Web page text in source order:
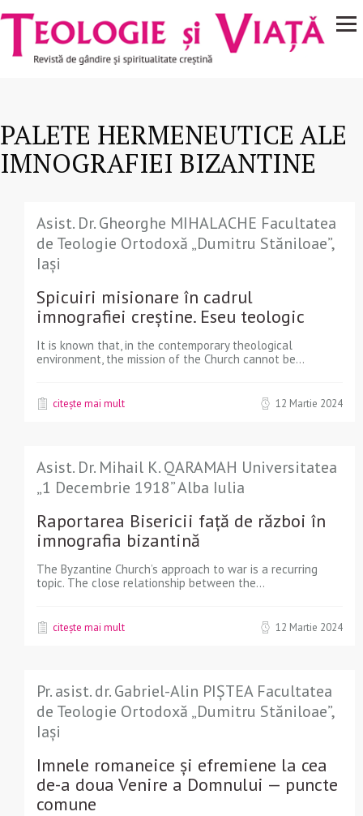
Mergi la conţinutul principal
Navigare
principală
PALETE HERMENEUTICE ALE
IMNOGRAFIEI BIZANTINE
Asist. Dr. Gheorghe MIHALACHE Facultatea
de Teologie Ortodoxă „Dumitru Stăniloae”,
Iași
Spicuiri misionare în cadrul
imnografiei creştine. Eseu teologic
It is known that, in the contemporary theological
environment, the mission of the Church cannot be...
citește mai mult 12 Martie 2024
Asist. Dr. Mihail K. QARAMAH Universitatea
„1 Decembrie 1918” Alba Iulia
Raportarea Bisericii față de război în
imnografia bizantină
The Byzantine Church’s approach to war is a recurring
topic. The close relationship between the...
citește mai mult 12 Martie 2024
Pr. asist. dr. Gabriel-Alin PIȘTEA Facultatea
de Teologie Ortodoxă „Dumitru Stăniloae”,
Iași
Imnele romaneice şi efremiene la cea
de-a doua Venire a Domnului — puncte
comune